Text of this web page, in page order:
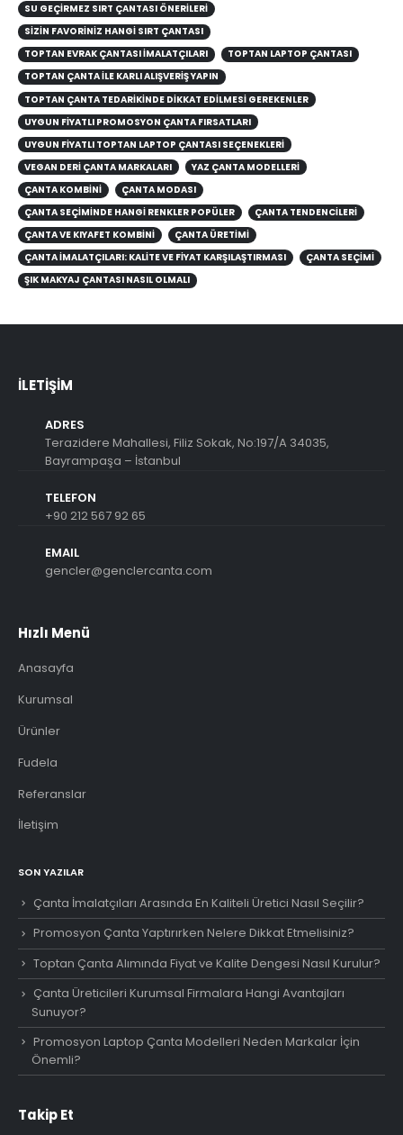
SU GEÇIRMEZ SIRT ÇANTASI ÖNERILERI
SİZİN FAVORİNİZ HANGİ SIRT ÇANTASI
TOPTAN EVRAK ÇANTASI İMALATÇILARI
TOPTAN LAPTOP ÇANTASI
TOPTAN ÇANTA ILE KARLI ALIŞVERIŞ YAPIN
TOPTAN ÇANTA TEDARIKINDE DIKKAT EDILMESI GEREKENLER
UYGUN FIYATLI PROMOSYON ÇANTA FIRSATLARI
UYGUN FIYATLI TOPTAN LAPTOP ÇANTASI SEÇENEKLERI
VEGAN DERI ÇANTA MARKALARI
YAZ ÇANTA MODELLERİ
ÇANTA KOMBINI
ÇANTA MODASI
ÇANTA SEÇIMINDE HANGI RENKLER POPÜLER
ÇANTA TENDENCILERI
ÇANTA VE KIYAFET KOMBINI
ÇANTA ÜRETİMİ
ÇANTA İMALATÇILARI: KALITE VE FIYAT KARŞILAŞTIRMASI
ÇANTA SEÇIMI
ŞIK MAKYAJ ÇANTASI NASIL OLMALI
İLETIŞIM
ADRES
Terazidere Mahallesi, Filiz Sokak, No:197/A 34035,
Bayrampaşa – İstanbul
TELEFON
+90 212 567 92 65
EMAIL
gencler@genclercanta.com
Hızlı Menü
Anasayfa
Kurumsal
Ürünler
Fudela
Referanslar
İletişim
SON YAZILAR
Çanta İmalatçıları Arasında En Kaliteli Üretici Nasıl Seçilir?
Promosyon Çanta Yaptırırken Nelere Dikkat Etmelisiniz?
Toptan Çanta Alımında Fiyat ve Kalite Dengesi Nasıl Kurulur?
Çanta Üreticileri Kurumsal Firmalara Hangi Avantajları
Sunuyor?
Promosyon Laptop Çanta Modelleri Neden Markalar İçin
Önemli?
Takip Et